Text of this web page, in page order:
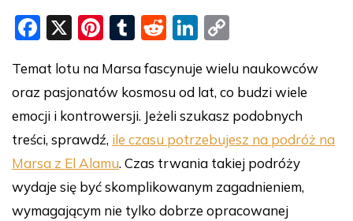
F
c
e
b
o
o
k
X
Pi
er
e
st
T
m
bl
r
R
d
di
t
Li
k
e
dI
n
p
y
Li
n
k
Temat lotu na Marsa fascynuje wielu naukowców
oraz pasjonatów kosmosu od lat, co budzi wiele
emocji i kontrowersji. Jeżeli szukasz podobnych
treści, sprawdź, ile czasu potrzebujesz na podróż na
Marsa z El Alamu. Czas trwania takiej podróży
wydaje się być skomplikowanym zagadnieniem,
wymagającym nie tylko dobrze opracowanej